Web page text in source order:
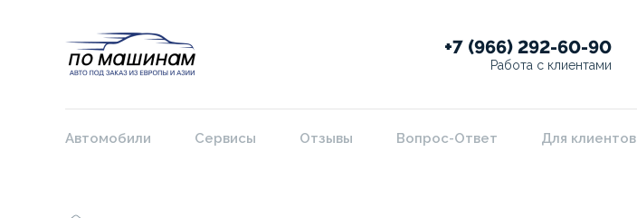
+7 (966) 292-60-90
Работа с клиентами
Автомобили Сервисы Отзывы Вопрос-Ответ Для клиентов